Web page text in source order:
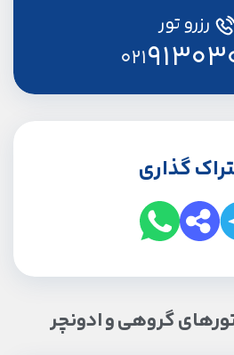
رزرو تور
021
گذاری
گروهی و ادونچر